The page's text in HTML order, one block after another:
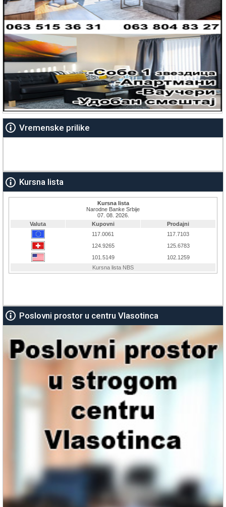
Vremenske prilike
Kursna lista
Poslovni prostor u centru Vlasotinca